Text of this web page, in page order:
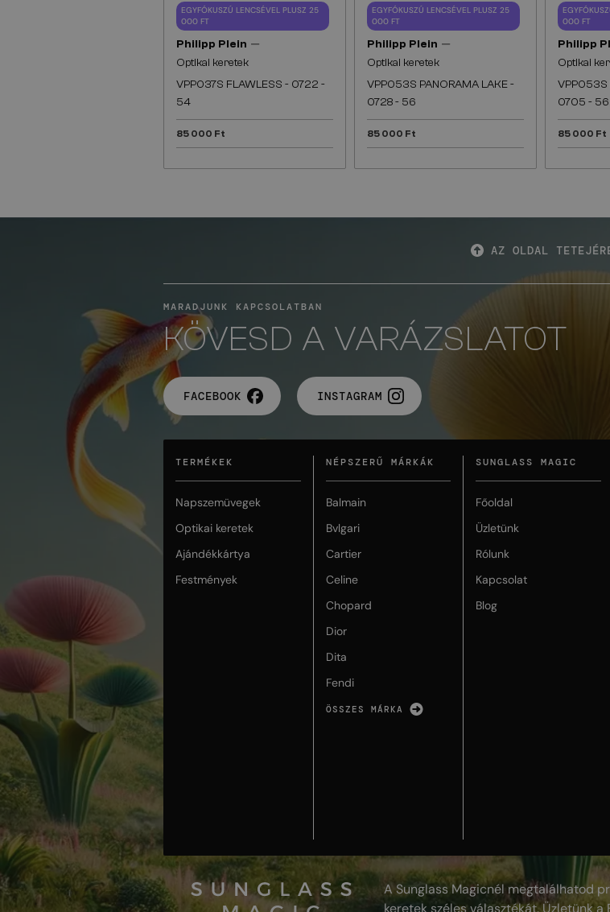
EGYFÓKUSZÚ LENCSÉVEL PLUSZ 25
000 FT
Philipp Plein —
Optikai keretek
VPP037S FLAWLESS - 0722 -
54
85 000 Ft
EGYFÓKUSZÚ LENCSÉVEL PLUSZ 25
000 FT
Philipp Plein —
Optikai keretek
VPP053S PANORAMA LAKE -
0728 - 56
85 000 Ft
000 FT
Philipp
Optikai
VPP053S
0705 - 56
85 000 Ft
AZ OLDAL
MARADJUNK KAPCSOLATBAN
KÖVESD A VARÁZSLATOT
FACEBOOK INSTAGRAM
TERMÉKEK
Napszemüvegek
Optikai keretek
Ajándékkártya
Festmények
NÉPSZERŰ MÁRKÁK
Balmain
Bvlgari
Cartier
Celine
Chopard
Dior
Dita
Fendi
ÖSSZES MÁRKA
SUNGLASS MAGIC
Főoldal
Üzletünk
Rólunk
Kapcsolat
Blog
A Sunglass Magicnél megtalálhatod
keretek széles választékát. Üzletünk